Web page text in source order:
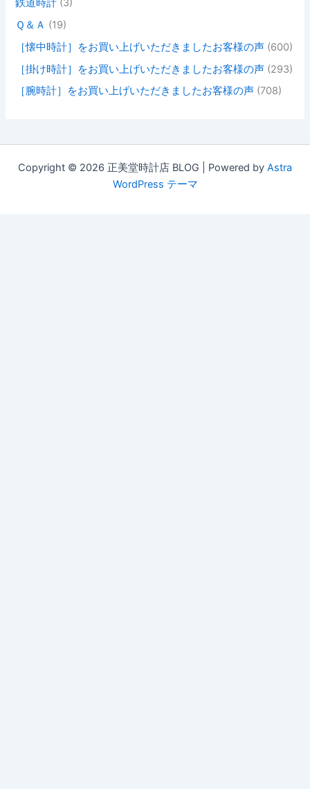
鉄道時計 (3)
Ｑ＆Ａ (19)
［懐中時計］をお買い上げいただきましたお客様の声 (600)
［掛け時計］をお買い上げいただきましたお客様の声 (293)
［腕時計］をお買い上げいただきましたお客様の声 (708)
Copyright © 2026 正美堂時計店 BLOG | Powered by Astra
WordPress テーマ